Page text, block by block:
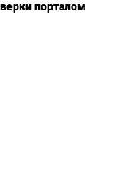
порталом